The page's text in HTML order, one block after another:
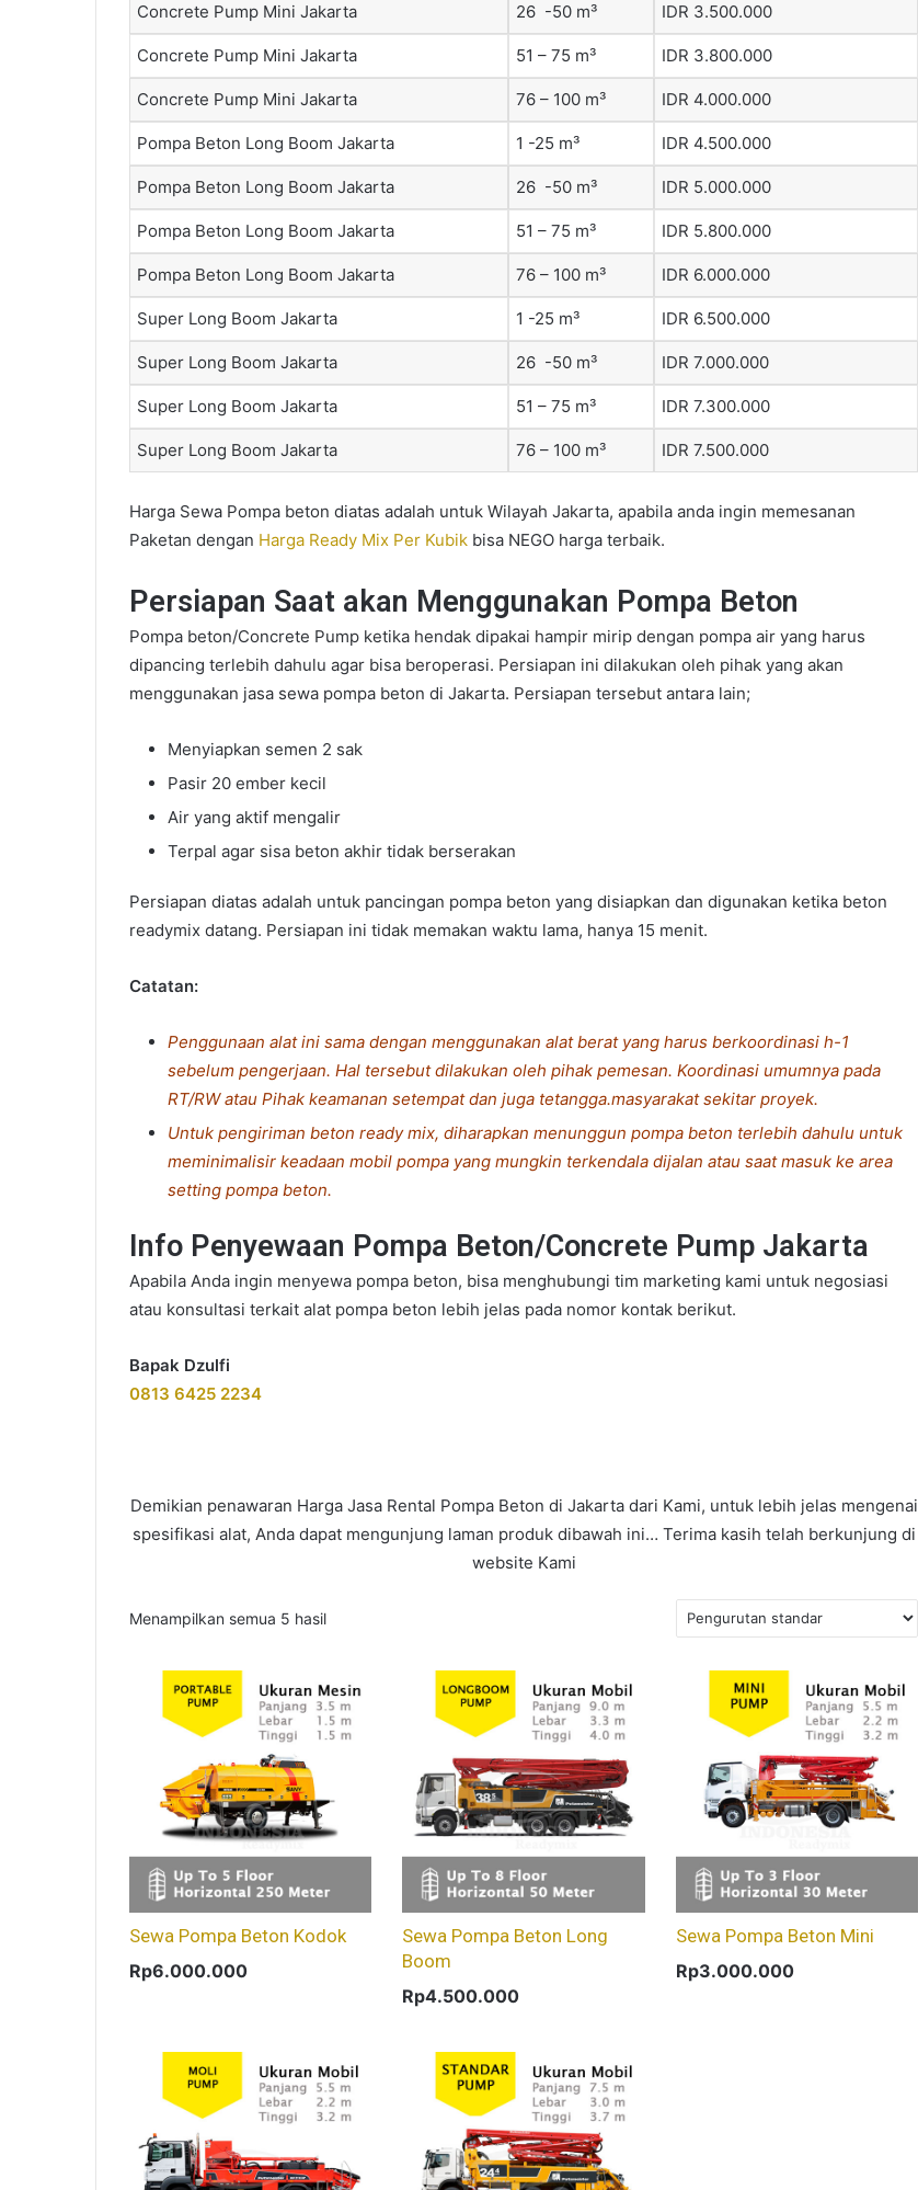
Concrete Pump Mini Jakarta 26 -50 m³ IDR 3.500.000
Concrete Pump Mini Jakarta 51 – 75 m³ IDR 3.800.000
Concrete Pump Mini Jakarta 76 – 100 m³ IDR 4.000.000
Pompa Beton Long Boom Jakarta 1 -25 m³ IDR 4.500.000
Pompa Beton Long Boom Jakarta 26 -50 m³ IDR 5.000.000
Pompa Beton Long Boom Jakarta 51 – 75 m³ IDR 5.800.000
Pompa Beton Long Boom Jakarta 76 – 100 m³ IDR 6.000.000
Super Long Boom Jakarta 1 -25 m³ IDR 6.500.000
Super Long Boom Jakarta 26 -50 m³ IDR 7.000.000
Super Long Boom Jakarta 51 – 75 m³ IDR 7.300.000
Super Long Boom Jakarta 76 – 100 m³ IDR 7.500.000
Harga Sewa Pompa beton diatas adalah untuk Wilayah Jakarta, apabila anda ingin memesanan
Paketan dengan Harga Ready Mix Per Kubik bisa NEGO harga terbaik.
Persiapan Saat akan Menggunakan Pompa Beton
Pompa beton/Concrete Pump ketika hendak dipakai hampir mirip dengan pompa air yang harus
dipancing terlebih dahulu agar bisa beroperasi. Persiapan ini dilakukan oleh pihak yang akan
menggunakan jasa sewa pompa beton di Jakarta. Persiapan tersebut antara lain;
Menyiapkan semen 2 sak
Pasir 20 ember kecil
Air yang aktif mengalir
Terpal agar sisa beton akhir tidak berserakan
Persiapan diatas adalah untuk pancingan pompa beton yang disiapkan dan digunakan ketika beton
readymix datang. Persiapan ini tidak memakan waktu lama, hanya 15 menit.
Catatan:
Penggunaan alat ini sama dengan menggunakan alat berat yang harus berkoordinasi h-1
sebelum pengerjaan. Hal tersebut dilakukan oleh pihak pemesan. Koordinasi umumnya pada
RT/RW atau Pihak keamanan setempat dan juga tetangga.masyarakat sekitar proyek.
Untuk pengiriman beton ready mix, diharapkan menunggun pompa beton terlebih dahulu untuk
meminimalisir keadaan mobil pompa yang mungkin terkendala dijalan atau saat masuk ke area
setting pompa beton.
Info Penyewaan Pompa Beton/Concrete Pump Jakarta
Apabila Anda ingin menyewa pompa beton, bisa menghubungi tim marketing kami untuk negosiasi
atau konsultasi terkait alat pompa beton lebih jelas pada nomor kontak berikut.
Bapak Dzulfi
0813 6425 2234
Demikian penawaran Harga Jasa Rental Pompa Beton di Jakarta dari Kami, untuk lebih jelas mengenai
spesifikasi alat, Anda dapat mengunjung laman produk dibawah ini… Terima kasih telah berkunjung di
website Kami
Menampilkan semua 5 hasil
Sewa Pompa Beton Kodok
Rp6.000.000
Sewa Pompa Beton Long
Boom
Rp4.500.000
Sewa Pompa Beton Mini
Rp3.000.000